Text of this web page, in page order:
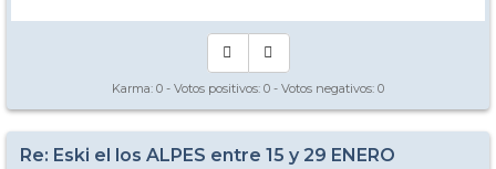
Karma: 0 - Votos positivos: 0 - Votos negativos: 0
Re: Eski el los ALPES entre 15 y 29 ENERO